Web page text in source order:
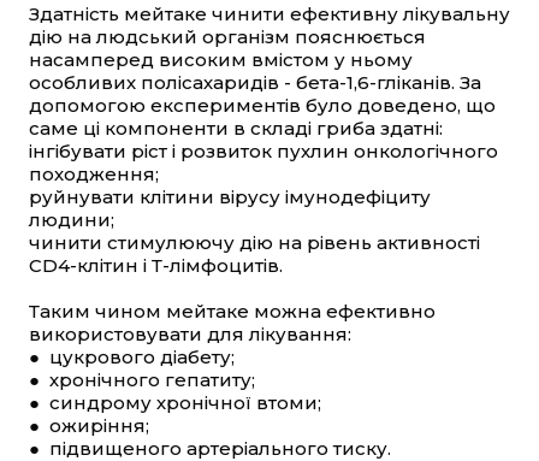
Здатність мейтаке чинити ефективну лікувальну
дію на людський організм пояснюється
насамперед високим вмістом у ньому
особливих полісахаридів - бета-1,6-гліканів. За
допомогою експериментів було доведено, що
саме ці компоненти в складі гриба здатні:
інгібувати ріст і розвиток пухлин онкологічного
походження;
руйнувати клітини вірусу імунодефіциту
людини;
чинити стимулюючу дію на рівень активності
СD4-клітин і Т-лімфоцитів.
Таким чином мейтаке можна ефективно
використовувати для лікування:
● цукрового діабету;
● хронічного гепатиту;
● синдрому хронічної втоми;
● ожиріння;
● підвищеного артеріального тиску.